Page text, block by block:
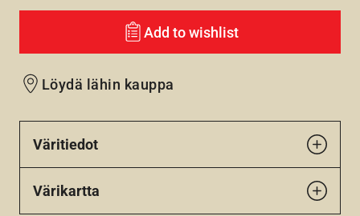
Add to wishlist
Löydä lähin kauppa
Väritiedot
Värikartta